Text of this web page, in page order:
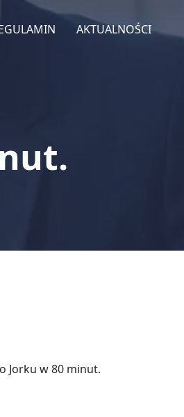
AKTUALNOŚCI
Jorku w 80 minut.